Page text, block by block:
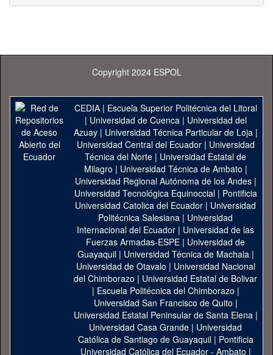
Copyright 2024 ESPOL
CEDIA| Escuela Superior Politécnica del Litoral
| Universidad de Cuenca| Universidad del
Azuay| Universidad Técnica Particular de Loja|
Universidad Central del Ecuador| Universidad
Técnica del Norte | Universidad Estatal de
Milagro | Universidad Técnica de Ambato |
Universidad Regional Autónoma de los Andes|
Universidad Tecnológica Equinoccial| Pontificia
Universidad Catolica del Ecuador | Universidad
Politécnica Salesiana | Universidad
Internacional del Ecuador | Universidad de las
Fuerzas Armadas-ESPE | Universidad de
Guayaquil| Universidad Técnica de Machala|
Universidad de Otavalo | Universidad Nacional
del Chimborazo | Universidad Estatal de Bolivar
| Escuela Politécnica del Chimborazo |
Universidad San Francisco de Quito |
Universidad Estatal Peninsular de Santa Elena|
Universidad Casa Grande | Universidad
Católica de Santiago de Guayaquil| Pontificia
Universidad Católica del Ecuador - Ambato |